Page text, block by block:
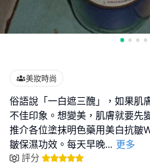
美妝時尚
俗語說「一白遮三醜」，如果肌
不佳印象。想變美，肌膚就要先
推介各位塗抹明色藥用美白抗皺
皺保濕功效。每天早晚... 更多
評分